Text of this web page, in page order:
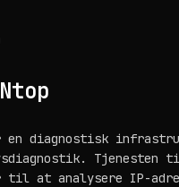
en diagnostisk
Tjenesten
til at analysere IP-